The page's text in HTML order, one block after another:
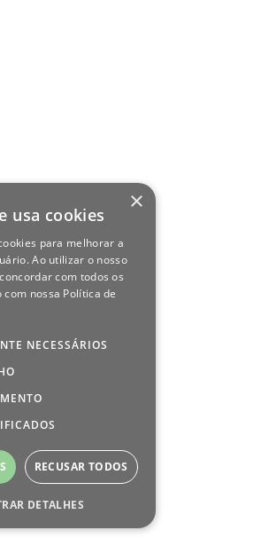
×
usa cookies
para melhorar a
Ao utilizar o nosso
com todos os
nossa Política de
NECESSÁRIOS
RECUSAR TODOS
DETALHES